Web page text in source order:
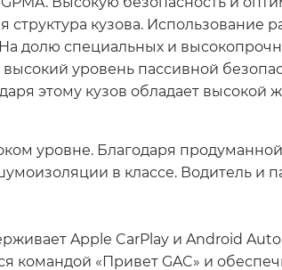
кузова. Использование
долю специальных и
высокий уровень пассивной
этому кузов обладает высокой
уровне. Благодаря
в классе. Водитель и
Apple CarPlay и Android
командой «Привет GAC» и